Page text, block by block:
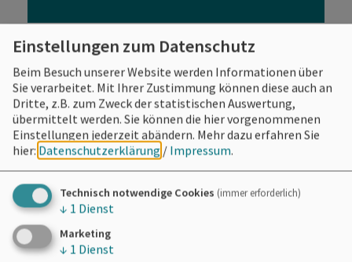
Einstellungen zum Datenschutz
Beim Besuch unserer Website werden Informationen über
Sie verarbeitet. Mit Ihrer Zustimmung können diese auch an
Dritte, z.B. zum Zweck der statistischen Auswertung,
übermittelt werden. Sie können die hier vorgenommenen
Einstellungen jederzeit abändern. Mehr dazu erfahren Sie
hier: Datenschutzerklärung / Impressum.
Technisch notwendige Cookies (immer erforderlich)
↓ 1 Dienst
Marketing
↓ 1 Dienst